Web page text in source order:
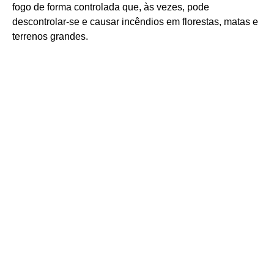
fogo de forma controlada que, às vezes, pode
descontrolar-se e causar incêndios em florestas, matas e
terrenos grandes.